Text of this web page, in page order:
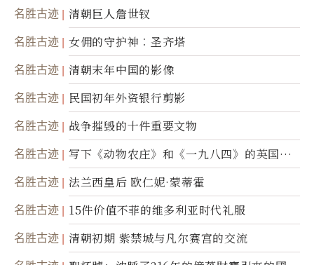
名胜古迹 清朝巨人詹世钗
名胜古迹 女佣的守护神︰圣齐塔
名胜古迹 清朝末年中国的影像
名胜古迹 民国初年外资银行剪影
名胜古迹 战争摧毁的十件重要文物
名胜古迹
写下《动物农庄》和《一九八四》的英国作
家乔治．欧威尔
名胜古迹 法兰西皇后 欧仁妮·蒙蒂霍
名胜古迹 15件价值不菲的维多利亚时代礼服
名胜古迹 清朝初期 紫禁城与凡尔赛宫的交流